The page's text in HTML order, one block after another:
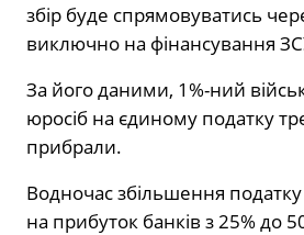
збір буде спрямовуватись
виключно на фінансування
За його даними, 1%-ний
юросіб на єдиному податку
прибрали.
Водночас збільшення
на прибуток банків з 25% до